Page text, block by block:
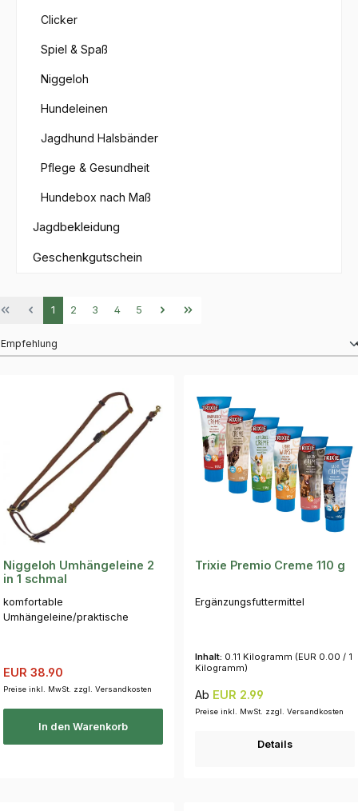
Clicker
Spiel & Spaß
Niggeloh
Hundeleinen
Jagdhund Halsbänder
Pflege & Gesundheit
Hundebox nach Maß
Jagdbekleidung
Geschenkgutschein
Seite
1 Seite
2 Seite
3 Seite
4 Seite
5
Niggeloh Umhängeleine 2
in 1 schmal
komfortable
Umhängeleine/praktische
Verkaufspreis:
EUR 38.90
Preise inkl. MwSt. zzgl. Versandkosten
In den Warenkorb
Trixie Premio Creme 110 g
Ergänzungsfuttermittel
Inhalt: 0.11 Kilogramm (EUR 0.00 / 1
Kilogramm)
Regulärer Preis:
Ab EUR 2.99
Preise inkl. MwSt. zzgl. Versandkosten
Details